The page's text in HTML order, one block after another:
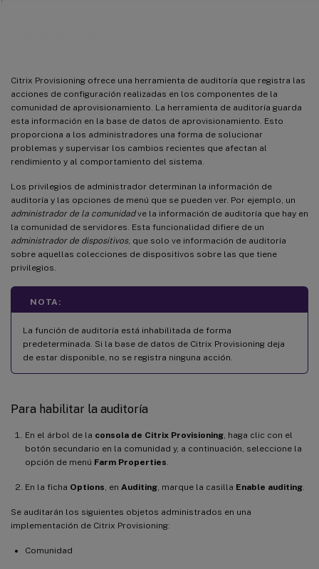
Citrix Provisioning ofrece una herramienta de auditoría que registra las
acciones de configuración realizadas en los componentes de la
comunidad de aprovisionamiento. La herramienta de auditoría guarda
esta información en la base de datos de aprovisionamiento. Esto
proporciona a los administradores una forma de solucionar
problemas y supervisar los cambios recientes que afectan al
rendimiento y al comportamiento del sistema.
Los privilegios de administrador determinan la información de
auditoría y las opciones de menú que se pueden ver. Por ejemplo, un
administrador de la comunidadve la información de auditoría que hay en
la comunidad de servidores. Esta funcionalidad difiere de un
administrador de dispositivos, que solo ve información de auditoría
sobre aquellas colecciones de dispositivos sobre las que tiene
privilegios.
NOTA:
La función de auditoría está inhabilitada de forma
predeterminada. Si la base de datos de Citrix Provisioning deja
de estar disponible, no se registra ninguna acción.
Para habilitar la auditoría
En el árbol de la consola de Citrix Provisioning , haga clic con el
botón secundario en la comunidad y, a continuación, seleccione la
opción de menú Farm Properties
En la ficha Options , en Auditing , marque la casilla Enable auditing
Se auditarán los siguientes objetos administrados en una
implementación de Citrix Provisioning:
Comunidad